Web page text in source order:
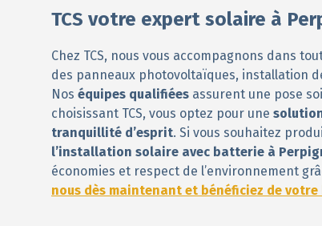
TCS votre expert solaire à
Chez TCS, nous vous accompagnons dans
des panneaux photovoltaïques, installation
Nos équipes qualifiées assurent une pose
choisissant TCS, vous optez pour une
tranquillité d’esprit. Si vous souhaitez
l’installation solaire avec batterie à
économies et respect de l’environnement
nous dès maintenant et bénéficiez de